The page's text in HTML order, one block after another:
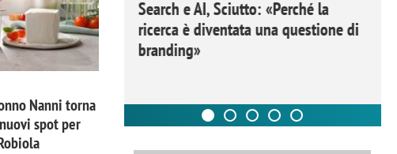
Nanni torna
spot per
Neri, Ipsos
descrivere i
e
Search e AI, Sciutto: «Perché la
ricerca è diventata una questione di
branding»